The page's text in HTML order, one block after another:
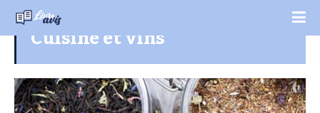
Cuisine et vins